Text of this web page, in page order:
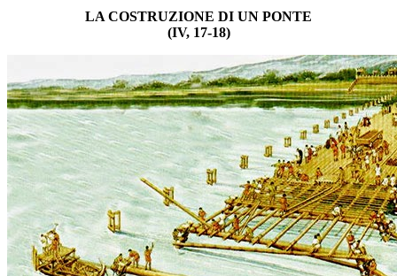
LA COSTRUZIONE DI UN PONTE
(IV, 17-18)